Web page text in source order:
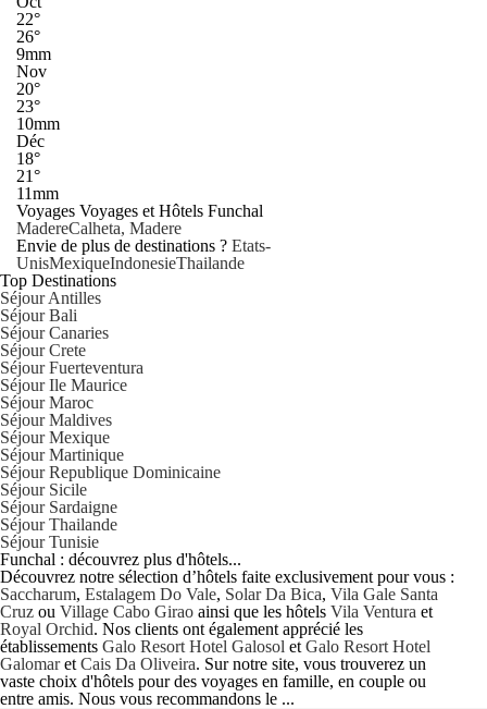
22°
26°
9mm
Nov
20°
23°
10mm
Déc
18°
21°
11mm
Voyages Voyages et Hôtels Funchal
MadereCalheta, Madere
Envie de plus de destinations ? Etats-
UnisMexiqueIndonesieThailande
Top Destinations
Séjour Antilles
Séjour Bali
Séjour Canaries
Séjour Crete
Séjour Fuerteventura
Séjour Ile Maurice
Séjour Maroc
Séjour Maldives
Séjour Mexique
Séjour Martinique
Séjour Republique Dominicaine
Séjour Sicile
Séjour Sardaigne
Séjour Thailande
Séjour Tunisie
Funchal : découvrez plus d'hôtels...
Découvrez notre sélection d’hôtels faite exclusivement pour vous :
Saccharum, Estalagem Do Vale, Solar Da Bica, Vila Gale Santa
Cruz ou Village Cabo Girao ainsi que les hôtels Vila Ventura et
Royal Orchid. Nos clients ont également apprécié les
établissements Galo Resort Hotel Galosol et Galo Resort Hotel
Galomaret Cais Da Oliveira. Sur notre site, vous trouverez un
vaste choix d'hôtels pour des voyages en famille, en couple ou
entre amis. Nous vous recommandons le ...